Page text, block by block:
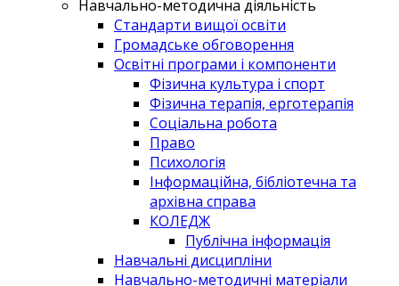
Навчально-методична діяльність
Стандарти вищої освіти
Громадське обговорення
Освітні програми і компоненти
Фізична культура і спорт
Фізична терапія, ерготерапія
Соціальна робота
Право
Психологія
Інформаційна, бібліотечна та
архівна справа
КОЛЕДЖ
Публічна інформація
Навчальні дисципліни
Навчально-методичні матеріали